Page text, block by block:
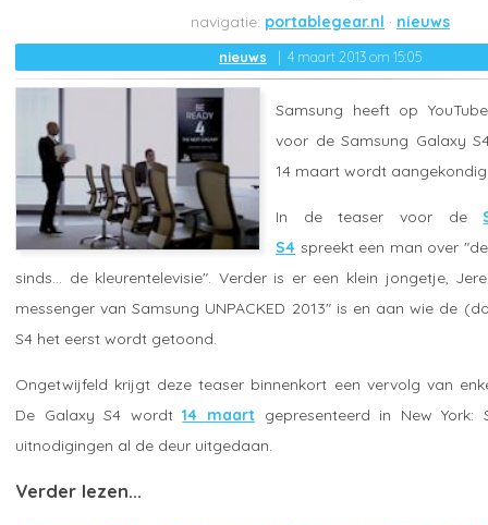
portablegear.nl nieuws
nieuws 4 maart 2013 om 15:05
Samsung heeft op
voor de Samsung Galaxy
14 maart wordt
In de teaser voor de
S4 spreekt een man over
sinds... de kleurentelevisie". Verder is er een klein jongetje,
messenger van Samsung UNPACKED 2013" is en aan wie de
S4 het eerst wordt getoond.
Ongetwijfeld krijgt deze teaser binnenkort een vervolg van
De Galaxy S4 wordt14 maartgepresenteerd in New York:
uitnodigingen al de deur uitgedaan.
Verder lezen...